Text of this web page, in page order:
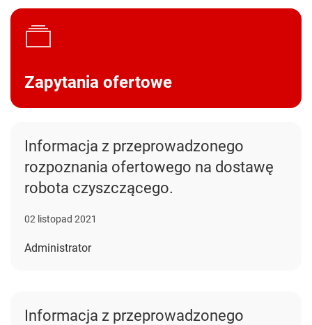
Zapytania ofertowe
Informacja z przeprowadzonego
rozpoznania ofertowego na dostawę
robota czyszczącego.
02 listopad 2021
Administrator
Informacja z przeprowadzonego